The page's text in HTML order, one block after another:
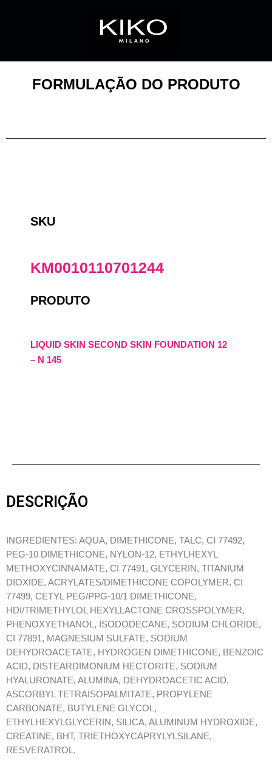
FORMULAÇÃO DO PRODUTO
SKU
KM0010110701244
PRODUTO
LIQUID SKIN SECOND SKIN FOUNDATION 12
– N 145
DESCRIÇÃO
INGREDIENTES: AQUA, DIMETHICONE, TALC, CI 77492,
PEG-10 DIMETHICONE, NYLON-12, ETHYLHEXYL
METHOXYCINNAMATE, CI 77491, GLYCERIN, TITANIUM
DIOXIDE, ACRYLATES/DIMETHICONE COPOLYMER, CI
77499, CETYL PEG/PPG-10/1 DIMETHICONE,
HDI/TRIMETHYLOL HEXYLLACTONE CROSSPOLYMER,
PHENOXYETHANOL, ISODODECANE, SODIUM CHLORIDE,
CI 77891, MAGNESIUM SULFATE, SODIUM
DEHYDROACETATE, HYDROGEN DIMETHICONE, BENZOIC
ACID, DISTEARDIMONIUM HECTORITE, SODIUM
HYALURONATE, ALUMINA, DEHYDROACETIC ACID,
ASCORBYL TETRAISOPALMITATE, PROPYLENE
CARBONATE, BUTYLENE GLYCOL,
ETHYLHEXYLGLYCERIN, SILICA, ALUMINUM HYDROXIDE,
CREATINE, BHT, TRIETHOXYCAPRYLYLSILANE,
RESVERATROL.